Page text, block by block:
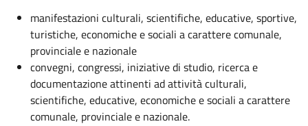
manifestazioni culturali, scientifiche, educative, sportive,
turistiche, economiche e sociali a carattere comunale,
provinciale e nazionale
convegni, congressi, iniziative di studio, ricerca e
documentazione attinenti ad attività culturali,
scientifiche, educative, economiche e sociali a carattere
comunale, provinciale e nazionale.